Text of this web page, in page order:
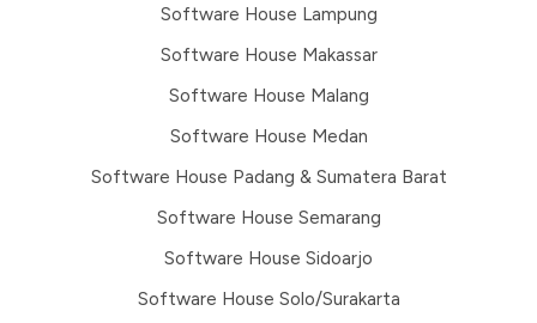
Software House Lampung
Software House Makassar
Software House Malang
Software House Medan
Software House Padang & Sumatera Barat
Software House Semarang
Software House Sidoarjo
Software House Solo/Surakarta